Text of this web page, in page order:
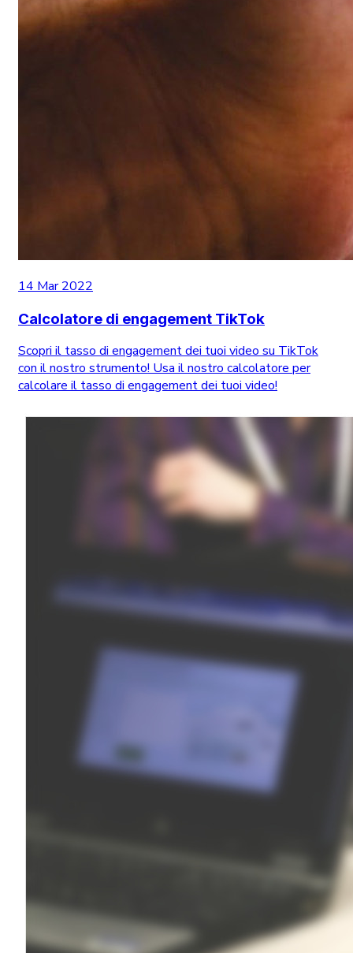
14 Mar 2022
Calcolatore di engagement TikTok
Scopri il tasso di engagement dei tuoi video su TikTok
con il nostro strumento! Usa il nostro calcolatore per
calcolare il tasso di engagement dei tuoi video!